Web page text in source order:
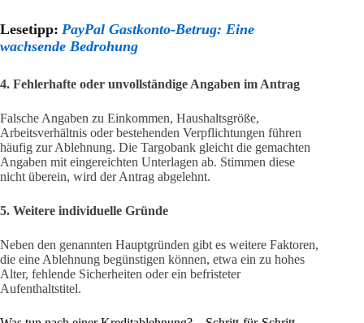
Lesetipp: PayPal Gastkonto-Betrug: Eine
wachsende Bedrohung
4. Fehlerhafte oder unvollständige Angaben im Antrag
Falsche Angaben zu Einkommen, Haushaltsgröße,
Arbeitsverhältnis oder bestehenden Verpflichtungen führen
häufig zur Ablehnung. Die Targobank gleicht die gemachten
Angaben mit eingereichten Unterlagen ab. Stimmen diese
nicht überein, wird der Antrag abgelehnt.
5. Weitere individuelle Gründe
Neben den genannten Hauptgründen gibt es weitere Faktoren,
die eine Ablehnung begünstigen können, etwa ein zu hohes
Alter, fehlende Sicherheiten oder ein befristeter
Aufenthaltstitel.